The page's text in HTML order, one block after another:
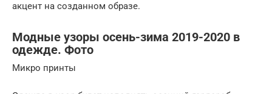
акцент на созданном образе.
Модные узоры осень-зима 2019-2020 в
одежде. Фото
Микро принты